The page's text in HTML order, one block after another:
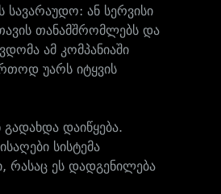
სავარაუდო: ან სერვისი
თანამშრომლებს და
ამ კომპანიაში
უარს იტყვის
დაიწყება.
სისტემა
რასაც ეს დადგენილება